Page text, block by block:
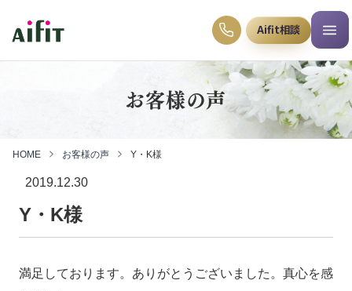
Aifit相談
お客様の声
HOME お客様の声 Y・K様
2019.12.30
Y・K様
満足しております。ありがとうございました。真心を感